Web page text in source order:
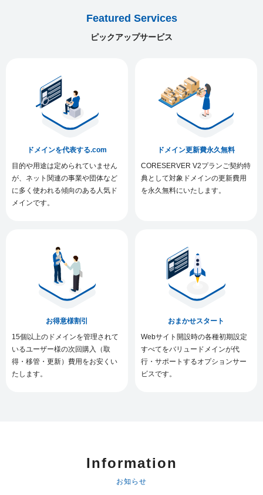
Featured Services
ピックアップサービス
ドメインを代表する.com
目的や用途は定められていません
が、ネット関連の事業や団体など
に多く使われる傾向のある人気ド
メインです。
ドメイン更新費永久無料
CORESERVER V2プランご契約特
典として対象ドメインの更新費用
を永久無料にいたします。
お得意様割引
15個以上のドメインを管理されて
いるユーザー様の次回購入（取
得・移管・更新）費用をお安くい
たします。
おまかせスタート
Webサイト開設時の各種初期設定
すべてをバリュードメインが代
行・サポートするオプションサー
ビスです。
Information
お知らせ